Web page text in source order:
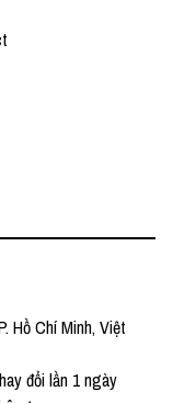
Hồ Chí Minh, Việt
đổi lần 1 ngày